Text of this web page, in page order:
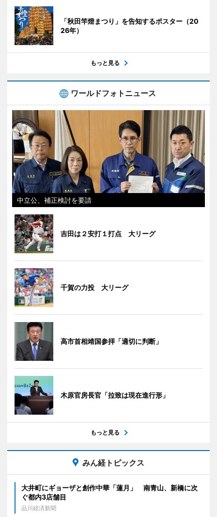
「秋田竿燈まつり」を告知するポスター（20
26年）
もっと見る
ワールドフォトニュース
中立公、補正検討を要請
吉田は２安打１打点 大リーグ
千賀の力投 大リーグ
高市首相靖国参拝「適切に判断」
木原官房長官「拉致は現在進行形」
もっと見る
みん経トピックス
大井町にギョーザと創作中華「蓮月」 南青山、新橋に次
ぐ都内3店舗目
品川経済新聞